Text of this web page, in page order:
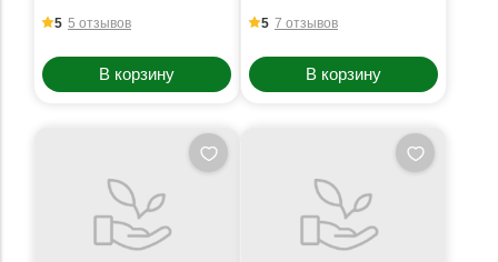
5 5 отзывов
В корзину
5 7 отзывов
В корзину